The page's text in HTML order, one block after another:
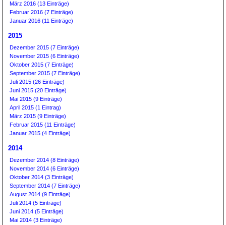
März 2016 (13 Einträge)
Februar 2016 (7 Einträge)
Januar 2016 (11 Einträge)
2015
Dezember 2015 (7 Einträge)
November 2015 (6 Einträge)
Oktober 2015 (7 Einträge)
September 2015 (7 Einträge)
Juli 2015 (26 Einträge)
Juni 2015 (20 Einträge)
Mai 2015 (9 Einträge)
April 2015 (1 Eintrag)
März 2015 (9 Einträge)
Februar 2015 (11 Einträge)
Januar 2015 (4 Einträge)
2014
Dezember 2014 (8 Einträge)
November 2014 (6 Einträge)
Oktober 2014 (3 Einträge)
September 2014 (7 Einträge)
August 2014 (9 Einträge)
Juli 2014 (5 Einträge)
Juni 2014 (5 Einträge)
Mai 2014 (3 Einträge)